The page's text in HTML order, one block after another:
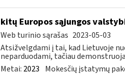
kitų Europos sąjungos
Web turinio sąrašas 2023-05-03
Atsižvelgdami į tai, kad Lietuvoje
neparduodami, tačiau
Metai: 2023 Mokesčių įstatymų